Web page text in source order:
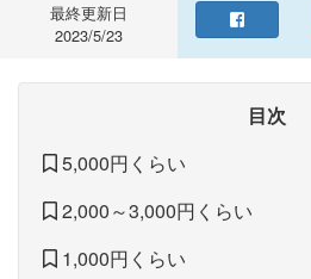
最終更新日
2023/5/23
目次
5,000円くらい
2,000～3,000円くらい
1,000円くらい